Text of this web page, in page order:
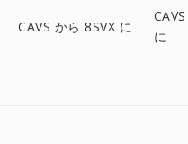
CAVS から 8SVX に
に